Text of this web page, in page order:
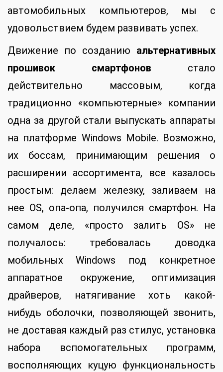
автомобильных компьютеров, мы с
удовольствием будем развивать успех.
Движение по созданию альтернативных
прошивок смартфонов стало
действительно массовым, когда
традиционно «компьютерные» компании
одна за другой стали выпускать аппараты
на платформе Windows Mobile. Возможно,
их боссам, принимающим решения о
расширении ассортимента, все казалось
простым: делаем железку, заливаем на
нее OS, опа-опа, получился смартфон. На
самом деле, «просто залить OS» не
получалось: требовалась доводка
мобильных Windows под конкретное
аппаратное окружение, оптимизация
драйверов, натягивание хоть какой-
нибудь оболочки, позволяющей звонить,
не доставая каждый раз стилус, установка
набора вспомогательных программ,
восполняющих куцую функциональность